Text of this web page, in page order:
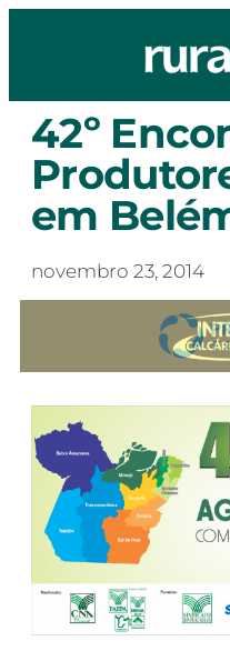
42º
em
novembro 23, 2014